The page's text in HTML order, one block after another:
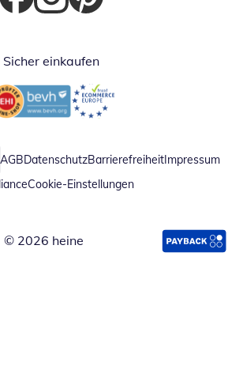
Öffnet in neuem Fenster
Öffnet in neuem Fenster
Öffnet in neuem Fenster
Sicher einkaufen
in neuem FensterÖffnet in neuem Fenster
AGBDatenschutzBarrierefreiheitImpressum
Cookie-Einstellungen
© 2026 heine